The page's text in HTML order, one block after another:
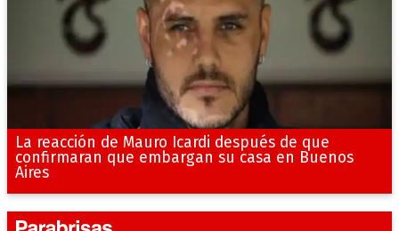
La reacción de Mauro Icardi después de que
confirmaran que embargan su casa en Buenos
Aires